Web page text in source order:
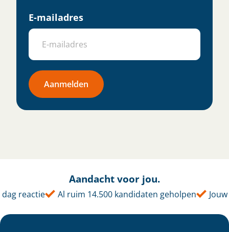
E-mailadres
Aanmelden
Aandacht voor jou.
reactie Al ruim 14.500 kandidaten geholpen Jouw